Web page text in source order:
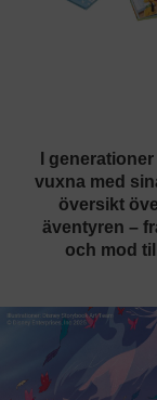
I
vuxna med
översikt
äventyren –
och mod